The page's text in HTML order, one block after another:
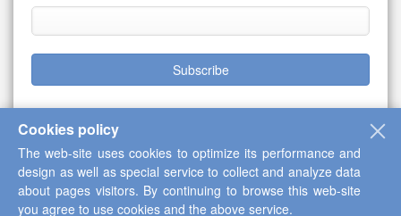
Subscribe
Copyright © 2013-2026 Scientific Cooperation Center "Interactive Plus"
Cookies policy
The web-site uses cookies to optimize its performance and
design as well as special service to collect and analyze data
about pages visitors. By continuing to browse this web-site
you agree to use cookies and the above service.